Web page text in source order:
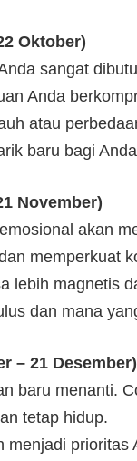
Oktober)
sangat
Anda
atau
baru bagi
November)
akan
memperkuat
lebih magnetis
dan mana
– 21 Desember)
baru menanti.
tetap hidup.
menjadi